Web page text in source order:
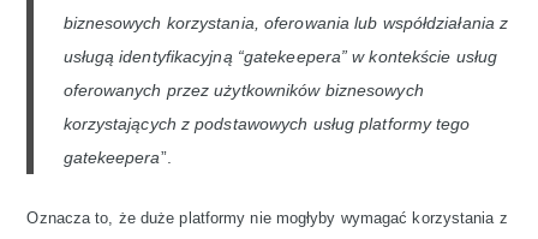
biznesowych korzystania, oferowania lub współdziałania z
usługą identyfikacyjną “gatekeepera” w kontekście usług
oferowanych przez użytkowników biznesowych
korzystających z podstawowych usług platformy tego
gatekeepera”.
Oznacza to, że duże platformy nie mogłyby wymagać korzystania z